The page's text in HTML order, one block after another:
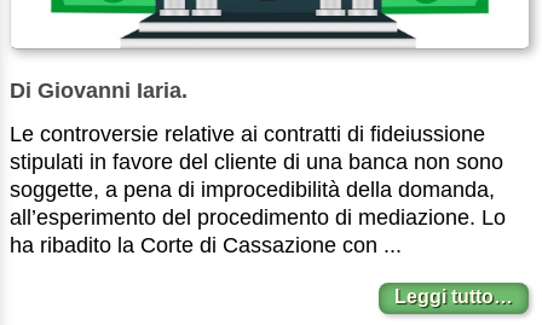
Di Giovanni Iaria.
Le controversie relative ai contratti di fideiussione
stipulati in favore del cliente di una banca non sono
soggette, a pena di improcedibilità della domanda,
all’esperimento del procedimento di mediazione. Lo
ha ribadito la Corte di Cassazione con ...
Leggi tutto…